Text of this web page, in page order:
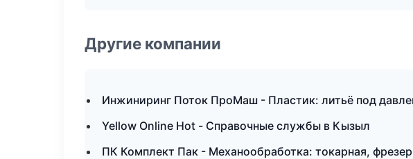
Другие компании
Инжиниринг Поток ПроМаш - Пластик: литьё под
Yellow Online Hot - Справочные службы в Кызыл
ПК Комплект Пак - Механообработка: токарная,